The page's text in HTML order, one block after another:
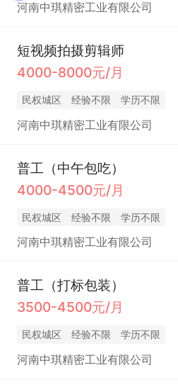
河南中琪精密工业有限公司
短视频拍摄剪辑师
4000-8000元/月
民权城区 经验不限 学历不限
河南中琪精密工业有限公司
普工（中午包吃）
4000-4500元/月
民权城区 经验不限 学历不限
河南中琪精密工业有限公司
普工（打标包装）
3500-4500元/月
民权城区 经验不限 学历不限
河南中琪精密工业有限公司